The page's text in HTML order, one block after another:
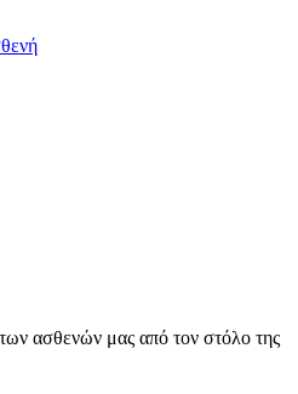
ασθενών μας από τον στόλο της